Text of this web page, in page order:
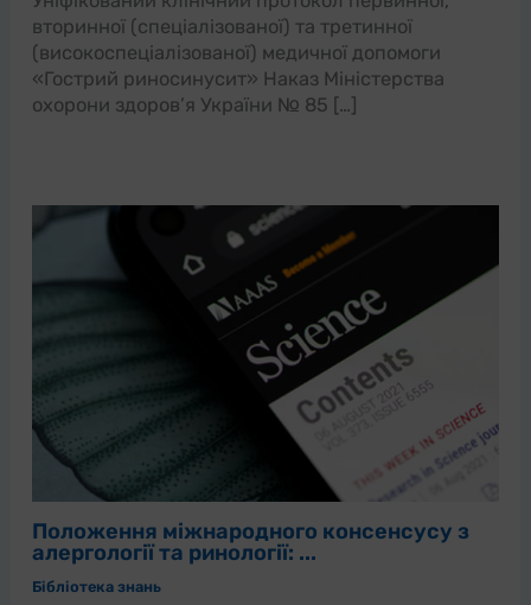
вторинної (спеціалізованої) та третинної
(високоспеціалізованої) медичної допомоги
«Гострий риносинусит» Наказ Міністерства
охорони здоров’я України № 85 […]
Положення міжнародного консенсусу з
алергології та ринології: ...
Бібліотека знань